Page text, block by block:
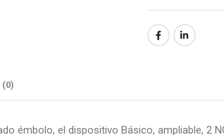
(0)
émbolo, el dispositivo Básico, ampliable, 2